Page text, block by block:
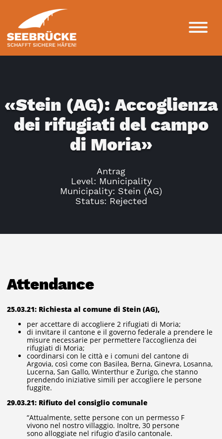
«Stein (AG): Accoglienza
dei rifugiati del campo
di Moria»
Antrag
Level: Municipality
Municipality: Stein (AG)
Status: Rejected
Attendance
25.03.21: Richiesta al comune di Stein (AG),
per accettare di accogliere 2 rifugiati di Moria;
di invitare il cantone e il governo federale a prendere le
misure necessarie per permettere l’accoglienza dei
rifugiati di Moria;
coordinarsi con le città e i comuni del cantone di
Argovia, così come con Basilea, Berna, Ginevra, Losanna,
Lucerna, San Gallo, Winterthur e Zurigo, che stanno
prendendo iniziative simili per accogliere le persone
fuggite.
29.03.21: Rifiuto del consiglio comunale
“Attualmente, sette persone con un permesso F
vivono nel nostro villaggio. Inoltre, 30 persone
sono alloggiate nel rifugio d’asilo cantonale.